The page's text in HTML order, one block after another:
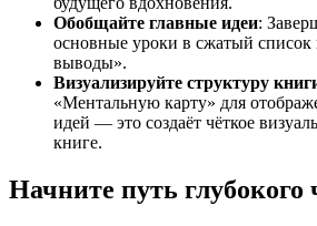
Обобщайте главные идеи:
основные уроки в сжатый список
выводы».
Визуализируйте структуру
«Ментальную карту» для
идей — это создаёт чёткое
книге.
Начните путь глубокого